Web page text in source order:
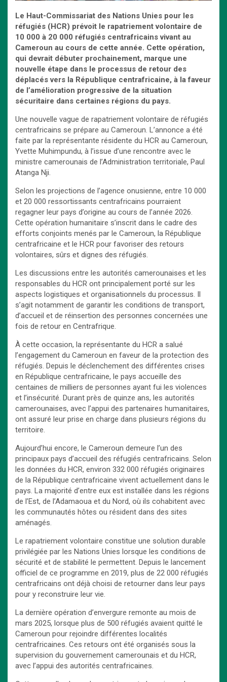
Le Haut-Commissariat des Nations Unies pour les
réfugiés (HCR) prévoit le rapatriement volontaire de
10 000 à 20 000 réfugiés centrafricains vivant au
Cameroun au cours de cette année. Cette opération,
qui devrait débuter prochainement, marque une
nouvelle étape dans le processus de retour des
déplacés vers la République centrafricaine, à la faveur
de l’amélioration progressive de la situation
sécuritaire dans certaines régions du pays.
Une nouvelle vague de rapatriement volontaire de réfugiés
centrafricains se prépare au Cameroun. L’annonce a été
faite par la représentante résidente du HCR au Cameroun,
Yvette Muhimpundu, à l’issue d’une rencontre avec le
ministre camerounais de l’Administration territoriale, Paul
Atanga Nji.
Selon les projections de l’agence onusienne, entre 10 000
et 20 000 ressortissants centrafricains pourraient
regagner leur pays d’origine au cours de l’année 2026.
Cette opération humanitaire s’inscrit dans le cadre des
efforts conjoints menés par le Cameroun, la République
centrafricaine et le HCR pour favoriser des retours
volontaires, sûrs et dignes des réfugiés.
Les discussions entre les autorités camerounaises et les
responsables du HCR ont principalement porté sur les
aspects logistiques et organisationnels du processus. Il
s’agit notamment de garantir les conditions de transport,
d’accueil et de réinsertion des personnes concernées une
fois de retour en Centrafrique.
À cette occasion, la représentante du HCR a salué
l’engagement du Cameroun en faveur de la protection des
réfugiés. Depuis le déclenchement des différentes crises
en République centrafricaine, le pays accueille des
centaines de milliers de personnes ayant fui les violences
et l’insécurité. Durant près de quinze ans, les autorités
camerounaises, avec l’appui des partenaires humanitaires,
ont assuré leur prise en charge dans plusieurs régions du
territoire.
Aujourd’hui encore, le Cameroun demeure l’un des
principaux pays d’accueil des réfugiés centrafricains. Selon
les données du HCR, environ 332 000 réfugiés originaires
de la République centrafricaine vivent actuellement dans le
pays. La majorité d’entre eux est installée dans les régions
de l’Est, de l’Adamaoua et du Nord, où ils cohabitent avec
les communautés hôtes ou résident dans des sites
aménagés.
Le rapatriement volontaire constitue une solution durable
privilégiée par les Nations Unies lorsque les conditions de
sécurité et de stabilité le permettent. Depuis le lancement
officiel de ce programme en 2019, plus de 22 000 réfugiés
centrafricains ont déjà choisi de retourner dans leur pays
pour y reconstruire leur vie.
La dernière opération d’envergure remonte au mois de
mars 2025, lorsque plus de 500 réfugiés avaient quitté le
Cameroun pour rejoindre différentes localités
centrafricaines. Ces retours ont été organisés sous la
supervision du gouvernement camerounais et du HCR,
avec l’appui des autorités centrafricaines.